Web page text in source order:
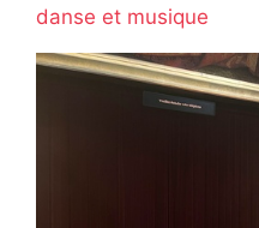
danse et musique